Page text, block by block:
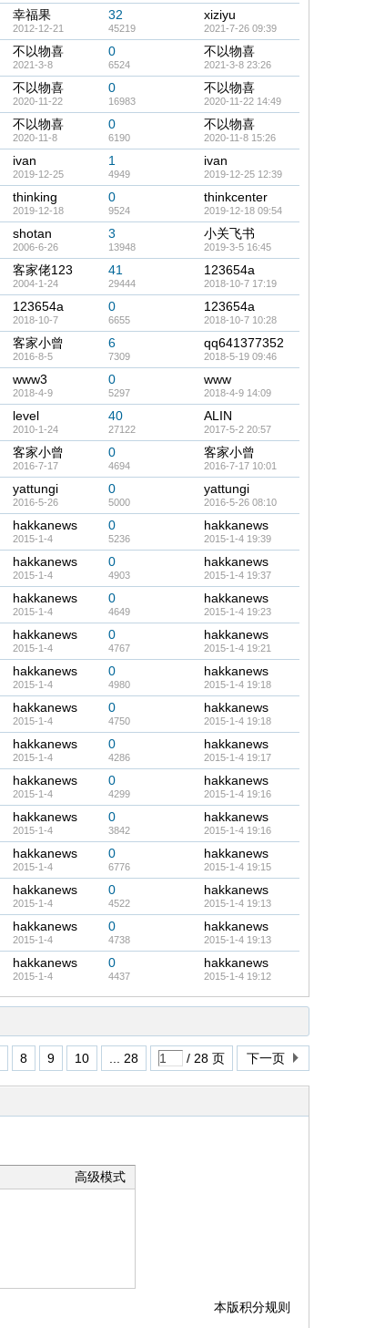
幸福果
2012-12-21
32
45219
xiziyu
2021-7-26 09:39
不以物喜
2021-3-8
0
6524
不以物喜
2021-3-8 23:26
不以物喜
2020-11-22
0
16983
不以物喜
2020-11-22 14:49
不以物喜
2020-11-8
0
6190
不以物喜
2020-11-8 15:26
ivan
2019-12-25
1
4949
ivan
2019-12-25 12:39
thinking
2019-12-18
0
9524
thinkcenter
2019-12-18 09:54
shotan
2006-6-26
3
13948
小关飞书
2019-3-5 16:45
客家佬123
2004-1-24
41
29444
123654a
2018-10-7 17:19
123654a
2018-10-7
0
6655
123654a
2018-10-7 10:28
客家小曾
2016-8-5
6
7309
qq641377352
2018-5-19 09:46
www3
2018-4-9
0
5297
www
2018-4-9 14:09
level
2010-1-24
40
27122
ALIN
2017-5-2 20:57
客家小曾
2016-7-17
0
4694
客家小曾
2016-7-17 10:01
yattungi
2016-5-26
0
5000
yattungi
2016-5-26 08:10
hakkanews
2015-1-4
0
5236
hakkanews
2015-1-4 19:39
hakkanews
2015-1-4
0
4903
hakkanews
2015-1-4 19:37
hakkanews
2015-1-4
0
4649
hakkanews
2015-1-4 19:23
hakkanews
2015-1-4
0
4767
hakkanews
2015-1-4 19:21
hakkanews
2015-1-4
0
4980
hakkanews
2015-1-4 19:18
hakkanews
2015-1-4
0
4750
hakkanews
2015-1-4 19:18
hakkanews
2015-1-4
0
4286
hakkanews
2015-1-4 19:17
hakkanews
2015-1-4
0
4299
hakkanews
2015-1-4 19:16
hakkanews
2015-1-4
0
3842
hakkanews
2015-1-4 19:16
hakkanews
2015-1-4
0
6776
hakkanews
2015-1-4 19:15
hakkanews
2015-1-4
0
4522
hakkanews
2015-1-4 19:13
hakkanews
2015-1-4
0
4738
hakkanews
2015-1-4 19:13
hakkanews
2015-1-4
0
4437
hakkanews
2015-1-4 19:12
8 9 10 ... 28 / 28 页 下一页
高级模式
本版积分规则